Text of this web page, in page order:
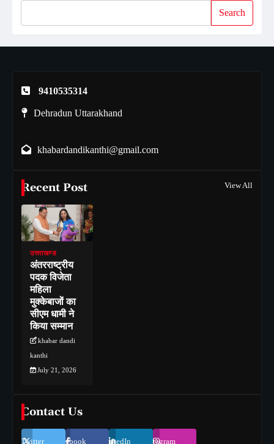
Search
9410535314
Dehradun Uttarakhand
khabardandikanthi@gmail.com
Recent Post View All
उत्तराखण्ड
अंतरराष्ट्रीय
पदक विजेता
महिला
मुक्केबाजों का
सीएम धामी ने
किया सम्मान
khabar dandi
kanthi
July 21, 2026
Contact Us
Twitter Facebook LinkedIn Instagram